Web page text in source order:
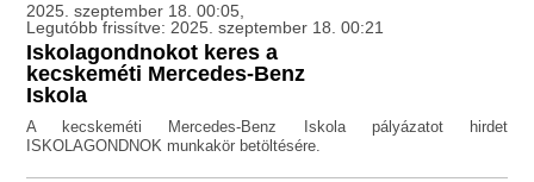
2025. szeptember 18. 00:05,
Legutóbb frissítve: 2025. szeptember 18. 00:21
Iskolagondnokot keres a
kecskeméti Mercedes-Benz
Iskola
A kecskeméti Mercedes-Benz Iskola pályázatot hirdet
ISKOLAGONDNOK munkakör betöltésére.